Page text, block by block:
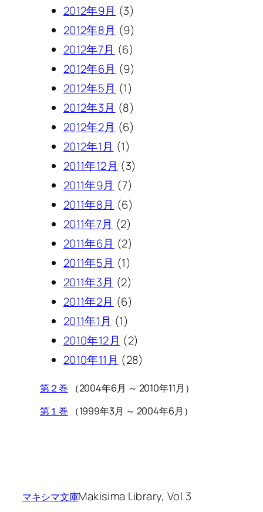
2012年9月 (3)
2012年8月 (9)
2012年7月 (6)
2012年6月 (9)
2012年5月 (1)
2012年3月 (8)
2012年2月 (6)
2012年1月 (1)
2011年12月 (3)
2011年9月 (7)
2011年8月 (6)
2011年7月 (2)
2011年6月 (2)
2011年5月 (1)
2011年3月 (2)
2011年2月 (6)
2011年1月 (1)
2010年12月 (2)
2010年11月 (28)
第２巻 （2004年6月 ～ 2010年11月）
第１巻 （1999年3月 ～ 2004年6月）
マキシマ文庫Makisima Library, Vol.3